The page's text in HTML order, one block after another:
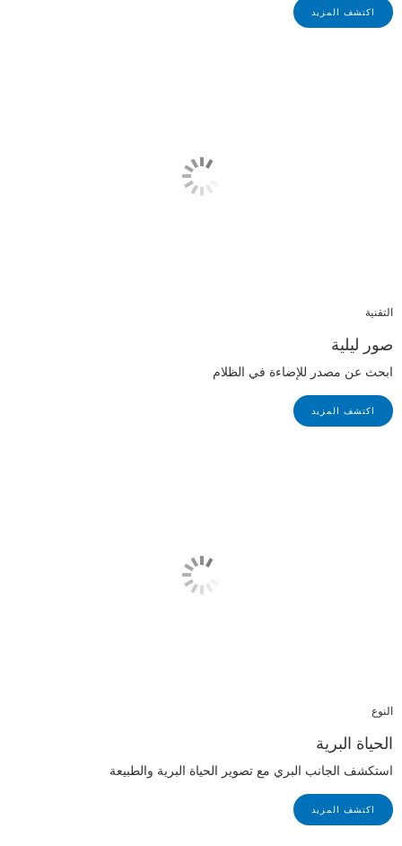
اكتشف المزيد
التقنية
صور ليلية
ابحث عن مصدر للإضاءة في الظلام
اكتشف المزيد
النوع
الحياة البرية
استكشف الجانب البري مع تصوير الحياة البرية والطبيعة
اكتشف المزيد